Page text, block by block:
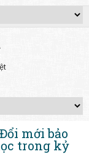
mới bảo
trong kỷ